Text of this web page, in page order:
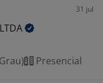
31 jul
LTDA
Presencial